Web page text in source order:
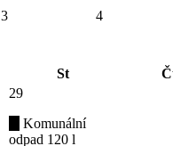
3 4
St
29
Komunální
odpad 120 l